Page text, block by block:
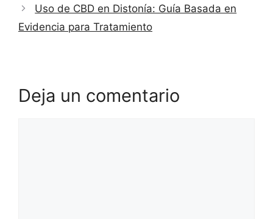
Uso de CBD en Distonía: Guía Basada en
Evidencia para Tratamiento
Deja un comentario